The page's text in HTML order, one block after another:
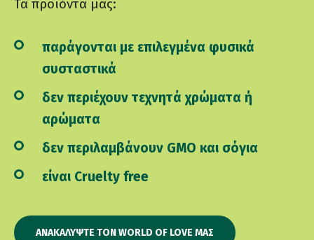
Τα προϊόντα μας:
παράγονται με επιλεγμένα φυσικά
συσταστικά
δεν περιέχουν τεχνητά χρώματα ή
αρώματα
δεν περιλαμβάνουν GMO και σόγια
είναι Cruelty free
ΑΝΑΚΑΛΎΨΤΕ ΤΟΝ WORLD OF LOVE ΜΑΣ